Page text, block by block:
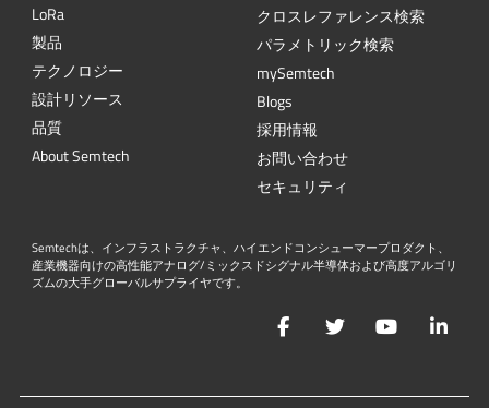
LoRa
製品
テクノロジー
設計リソース
品質
About Semtech
クロスレファレンス検索
パラメトリック検索
mySemtech
Blogs
採用情報
お問い合わせ
セキュリティ
Semtechは、インフラストラクチャ、ハイエンドコンシューマープロダクト、
産業機器向けの高性能アナログ/ミックスドシグナル半導体および高度アルゴリ
ズムの大手グローバルサプライヤです。
FacebookTwitterYouTube